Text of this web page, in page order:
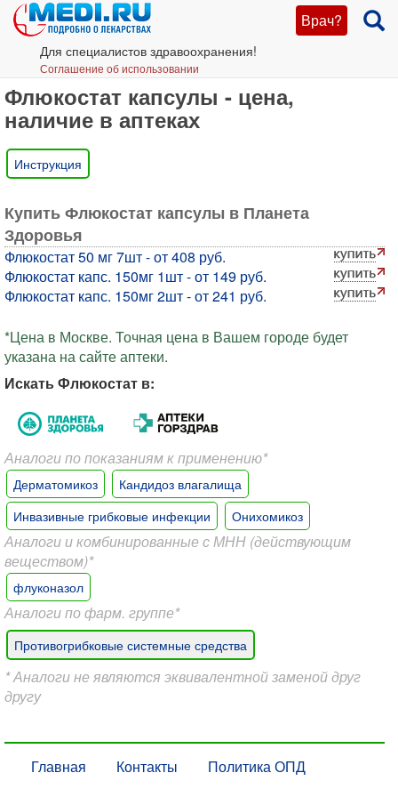
Врач?
Для специалистов здравоохранения!
Соглашение об использовании
Флюкостат капсулы - цена,
наличие в аптеках
Инструкция
Купить Флюкостат капсулы в Планета
Здоровья
Флюкостат 50 мг 7шт - от 408 руб.
Флюкостат капс. 150мг 1шт - от 149 руб.
Флюкостат капс. 150мг 2шт - от 241 руб.
*Цена в Москве. Точная цена в Вашем городе будет
указана на сайте аптеки.
Искать Флюкостат в:
Аналоги по показаниям к применению*
Дерматомикоз
Кандидоз влагалища
Инвазивные грибковые инфекции
Онихомикоз
Аналоги и комбинированные с МНН (действующим
веществом)*
флуконазол
Аналоги по фарм. группе*
Противогрибковые системные средства
* Аналоги не являются эквивалентной заменой друг
другу
Главная Контакты Политика ОПД